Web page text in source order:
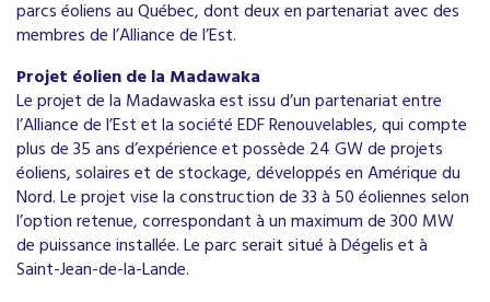
parcs éoliens au Québec, dont deux en partenariat avec des
membres de l’Alliance de l’Est.
Projet éolien de la Madawaka
Le projet de la Madawaska est issu d’un partenariat entre
l’Alliance de l’Est et la société EDF Renouvelables, qui compte
plus de 35 ans d’expérience et possède 24 GW de projets
éoliens, solaires et de stockage, développés en Amérique du
Nord. Le projet vise la construction de 33 à 50 éoliennes selon
l’option retenue, correspondant à un maximum de 300 MW
de puissance installée. Le parc serait situé à Dégelis et à
Saint-Jean-de-la-Lande.